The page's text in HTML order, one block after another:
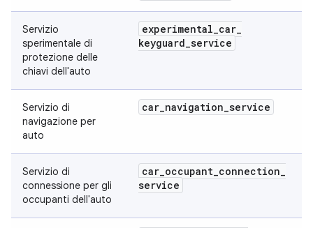
Servizio
sperimentale di
protezione delle
chiavi dell'auto
experimental_car_
keyguard_service
Servizio di
navigazione per
auto
car_navigation_service
Servizio di
connessione per gli
occupanti dell'auto
car_occupant_connection_
service